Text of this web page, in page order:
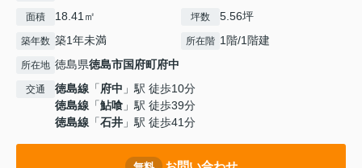
面積 18.41㎡ 坪数 5.56坪
築年数 築1年未満 所在階 1階/1階建
所在地 徳島県徳島市国府町府中
交通 徳島線 「府中 」駅 徒歩10分
徳島線 「鮎喰 」駅 徒歩39分
徳島線 「石井 」駅 徒歩41分